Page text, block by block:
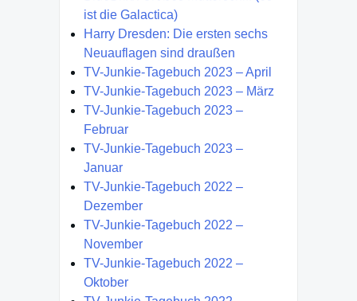
ist die Galactica)
Harry Dresden: Die ersten sechs
Neuauflagen sind draußen
TV-Junkie-Tagebuch 2023 – April
TV-Junkie-Tagebuch 2023 – März
TV-Junkie-Tagebuch 2023 –
Februar
TV-Junkie-Tagebuch 2023 –
Januar
TV-Junkie-Tagebuch 2022 –
Dezember
TV-Junkie-Tagebuch 2022 –
November
TV-Junkie-Tagebuch 2022 –
Oktober